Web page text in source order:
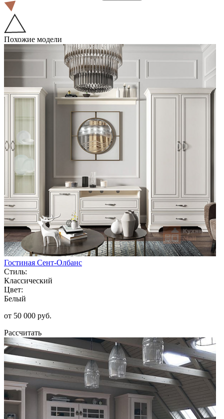
Похожие модели
Гостиная Сент-Олбанс
Стиль:
Классический
Цвет:
Белый
от 50 000 руб.
Рассчитать